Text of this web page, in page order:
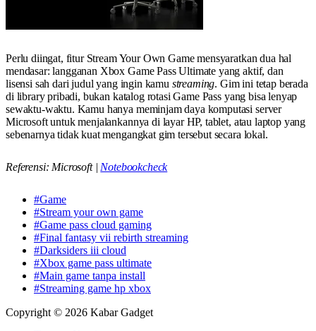
Perlu diingat, fitur Stream Your Own Game mensyaratkan dua hal
mendasar: langganan Xbox Game Pass Ultimate yang aktif, dan
lisensi sah dari judul yang ingin kamu streaming. Gim ini tetap berada
di library pribadi, bukan katalog rotasi Game Pass yang bisa lenyap
sewaktu-waktu. Kamu hanya meminjam daya komputasi server
Microsoft untuk menjalankannya di layar HP, tablet, atau laptop yang
sebenarnya tidak kuat mengangkat gim tersebut secara lokal.
Referensi: Microsoft | Notebookcheck
#Game
#Stream your own game
#Game pass cloud gaming
#Final fantasy vii rebirth streaming
#Darksiders iii cloud
#Xbox game pass ultimate
#Main game tanpa install
#Streaming game hp xbox
Copyright © 2026 Kabar Gadget